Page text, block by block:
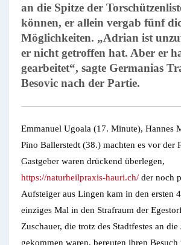
an die Spitze der
können, er allein vergab fünf
Möglichkeiten. „Adrian ist
er nicht getroffen hat. Aber er
gearbeitet“, sagte Germanias
Besovic nach der Partie.
Emmanuel Ugoala (17. Minute), Hannes
Pino Ballerstedt (38.) machten es vor der
Gastgeber waren drückend überlegen,
https://naturheilpraxis-hauri.ch/ der noch
Aufsteiger aus Lingen kam in den ersten
einziges Mal in den Strafraum der
Zuschauer, die trotz des Stadtfestes an
gekommen waren, bereuten ihren